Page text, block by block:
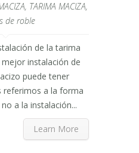
, TARIMA MACIZA,
de roble
de la tarima
instalación de
puede tener
referimos a la forma
a la instalación...
Learn More